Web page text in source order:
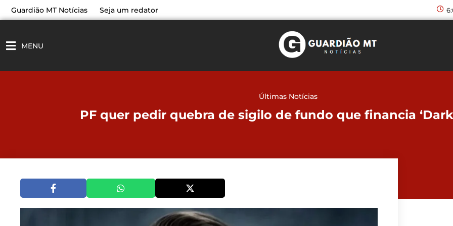
paraGuardião MT Notícias Seja um redator
MENU
Últimas Notícias
PF quer pedir quebra de sigilo de fundo que financia ‘Dark